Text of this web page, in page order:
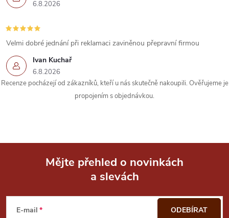
6.8.2026
Ivan Kuchař
6.8.2026
Velmi dobré jednání při reklamaci zaviněnou přepravní firmou
Recenze pocházejí od zákazníků, kteří u nás skutečně nakoupili. Ověřujeme je
propojením s objednávkou.
Mějte přehled o novinkách
a slevách
E-mail ODEBÍRAT